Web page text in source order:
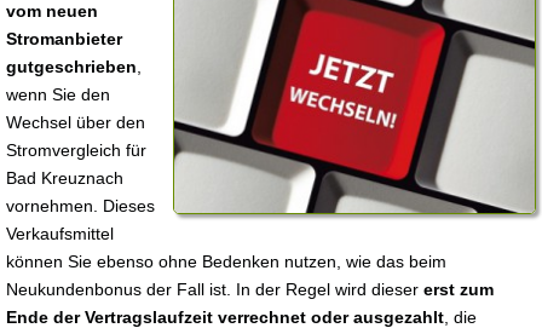
vom neuen
Stromanbieter
gutgeschrieben
wenn Sie den
Wechsel über den
Stromvergleich für
Bad Kreuznach
vornehmen. Dieses
Verkaufsmittel
können Sie ebenso ohne Bedenken nutzen, wie das beim
Neukundenbonus der Fall ist. In der Regel wird dieser erst zum
Ende der Vertragslaufzeit verrechnet oder ausgezahlt , die